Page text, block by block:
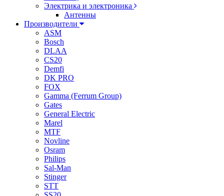
Электрика и электроника
Антенны
Производители
ASM
Bosch
DLAA
CS20
Demfi
DK PRO
FOX
Gamma (Ferrum Group)
Gates
General Electric
Marel
MTF
Novline
Osram
Philips
Sal-Man
Stinger
STT